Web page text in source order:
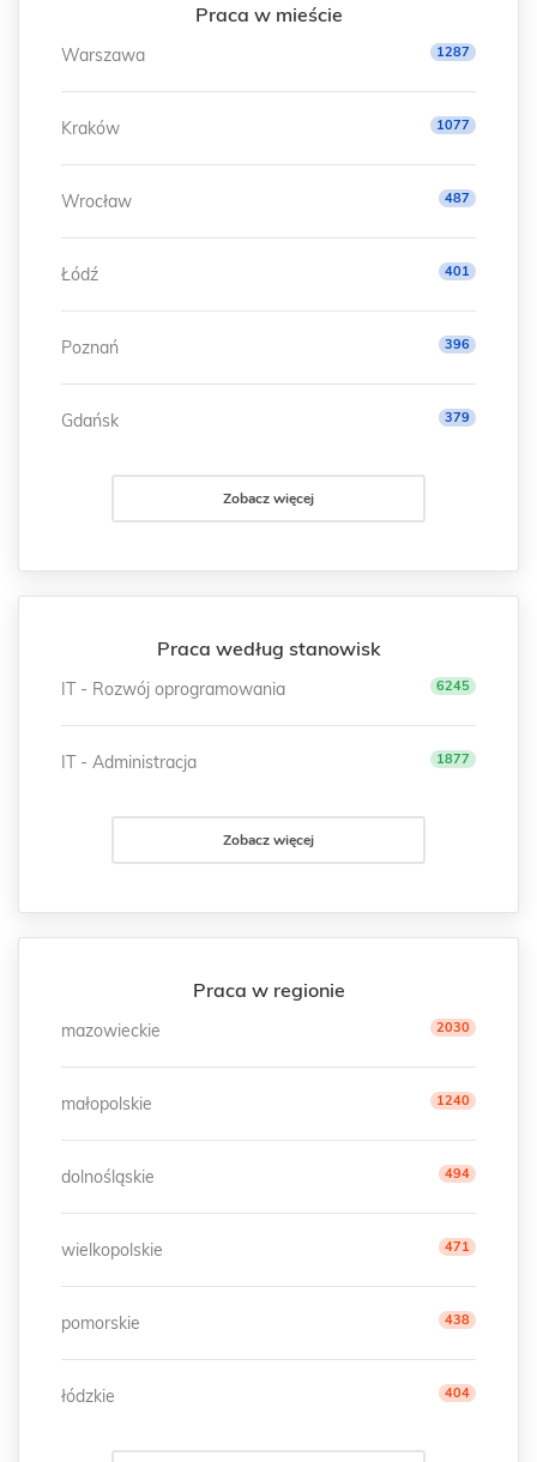
Praca w mieście
Warszawa 1287
Kraków 1077
Wrocław 487
Łódź 401
Poznań 396
Gdańsk 379
Zobacz więcej
Praca według stanowisk
IT - Rozwój oprogramowania 6245
IT - Administracja 1877
Zobacz więcej
Praca w regionie
mazowieckie 2030
małopolskie 1240
dolnośląskie 494
wielkopolskie 471
pomorskie 438
łódzkie 404